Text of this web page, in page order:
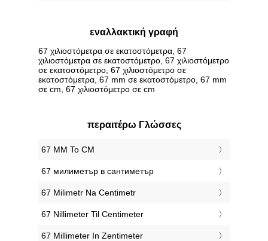
εναλλακτική γραφή
67 χιλιοστόμετρα σε εκατοστόμετρα, 67
χιλιοστόμετρα σε εκατοστόμετρο, 67 χιλιοστόμετρο
σε εκατοστόμετρο, 67 χιλιοστόμετρο σε
εκατοστόμετρα, 67 mm σε εκατοστόμετρο, 67 mm
σε cm, 67 χιλιοστόμετρο σε cm
περαιτέρω Γλώσσες
‎67 MM To CM
‎67 милиметър в сантиметър
‎67 Milimetr Na Centimetr
‎67 Nillimeter Til Centimeter
‎67 Millimeter In Zentimeter